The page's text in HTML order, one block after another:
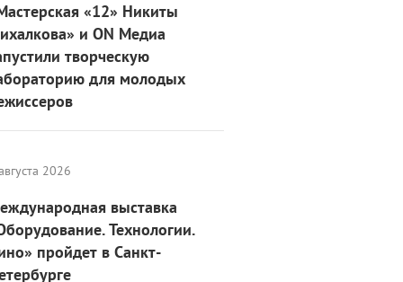
«12» Никиты
и ON Медиа
творческую
для молодых
2026
выставка
Технологии.
пройдет в Санкт-